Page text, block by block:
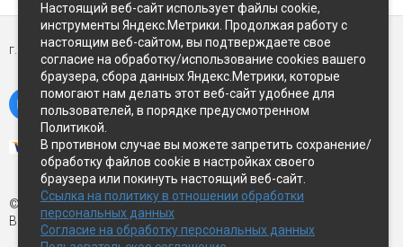
г. Петропавловск-Камчатский,ул Восточное-шоссе, д.5
© Экспострой, 2026 г.
Все права защищены
Настоящий веб-сайт использует файлы cookie,
инструменты Яндекс.Метрики. Продолжая работу с
настоящим веб-сайтом, вы подтверждаете свое
согласие на обработку/использование cookies вашего
браузера, сбора данных Яндекс.Метрики, которые
помогают нам делать этот веб-сайт удобнее для
пользователей, в порядке предусмотренном
Политикой.
В противном случае вы можете запретить сохранение/
обработку файлов cookie в настройках своего
браузера или покинуть настоящий веб-сайт.
Ссылка на политику в отношении обработки
персональных данных
Согласие на обработку персональных данных